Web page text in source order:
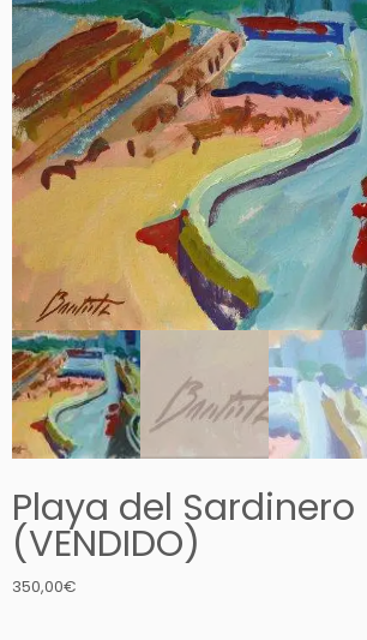
Playa del Sardinero
(VENDIDO)
350,00€